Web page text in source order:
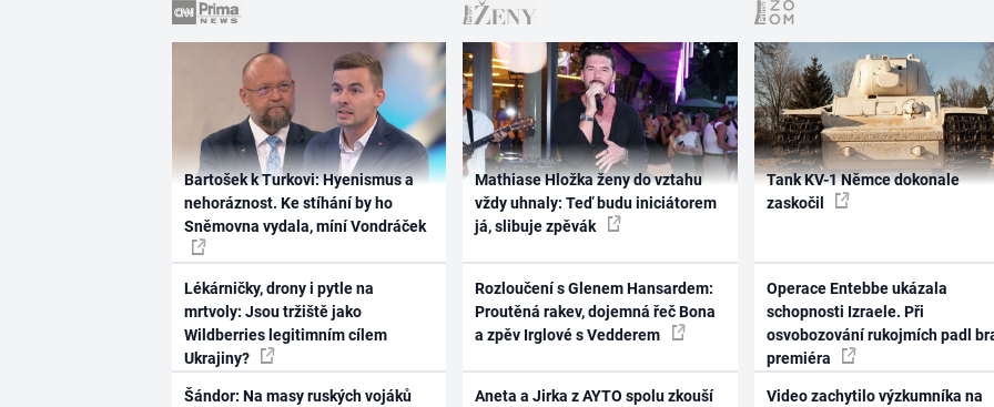
Bartošek k Turkovi: Hyenismus a
nehoráznost. Ke stíhání by ho
Sněmovna vydala, míní Vondráček
Lékárničky, drony i pytle na
mrtvoly: Jsou tržiště jako
Wildberries legitimním cílem
Ukrajiny?
Šándor: Na masy ruských vojáků
Mathiase Hložka ženy do vztahu
vždy uhnaly: Teď budu iniciátorem
já, slibuje zpěvák
Rozloučení s Glenem Hansardem:
Proutěná rakev, dojemná řeč Bona
a zpěv Irglové s Vedderem
Aneta a Jirka z AYTO spolu zkouší
Tank KV-1 Němce dokonale
zaskočil
Operace Entebbe ukázala
schopnosti Izraele. Při
osvobozování rukojmích padl
premiéra
Video zachytilo výzkumníka na